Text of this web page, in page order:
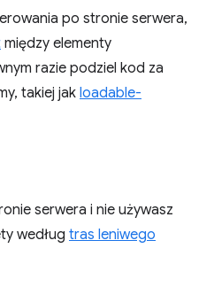
po stronie serwera,
między elementy
razie podziel kod za
takiej jak loadable-
serwera i nie używasz
według tras leniwego